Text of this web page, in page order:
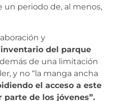
un periodo de, al menos,
y
inventario del parque
de una limitación
y no “la manga ancha
el acceso a este
de los jóvenes”.